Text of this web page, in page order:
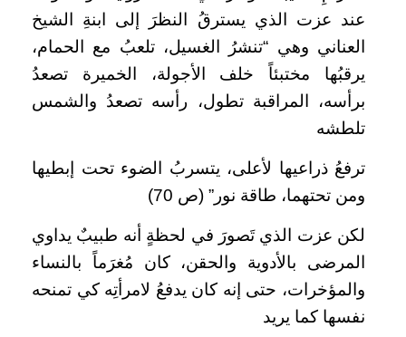
عند عزت الذي يسترقُ النظرَ إلى ابنةِ الشيخ
العناني وهي “تنشرُ الغسيل، تلعبُ مع الحمام،
يرقبُها مختبئاً خلف الأجولة، الخميرة تصعدُ
برأسه، المراقبة تطول، رأسه تصعدُ والشمس
تلطشه
ترفعُ ذراعيها لأعلى، يتسربُ الضوء تحت إبطيها
ومن تحتهما، طاقة نور” (ص 70)
لكن عزت الذي تَصورَ في لحظةٍ أنه طبيبٌ يداوي
المرضى بالأدوية والحقن، كان مُغرَماً بالنساء
والمؤخرات، حتى إنه كان يدفعُ لامرأتِه كي تمنحه
نفسها كما يريد